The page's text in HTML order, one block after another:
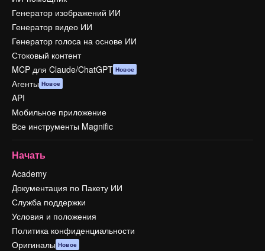
Генератор изображений ИИ
Генератор видео ИИ
Генератор голоса на основе ИИ
Стоковый контент
MCP для Claude/ChatGPT Новое
Агенты Новое
API
Мобильное приложение
Все инструменты Magnific
Начать
Academy
Документация по Пакету ИИ
Служба поддержки
Условия и положения
Политика конфиденциальности
Оригиналы Новое